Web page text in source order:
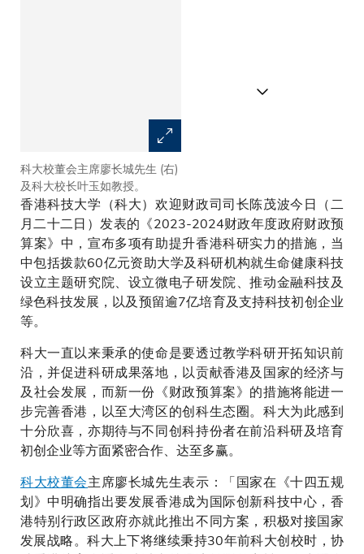
科大校董会主席廖长城先生 (右)
及科大校长叶玉如教授。
香港科技大学（科大）欢迎财政司司长陈茂波今日（二
月二十二日）发表的《2023-2024财政年度政府财政预
算案》中，宣布多项有助提升香港科研实力的措施，当
中包括拨款60亿元资助大学及科研机构就生命健康科技
设立主题研究院、设立微电子研发院、推动金融科技及
绿色科技发展，以及预留逾7亿培育及支持科技初创企业
等。
科大一直以来秉承的使命是要透过教学科研开拓知识前
沿，并促进科研成果落地，以贡献香港及国家的经济与
及社会发展，而新一份《财政预算案》的措施将能进一
步完善香港，以至大湾区的创科生态圈。科大为此感到
十分欣喜，亦期待与不同创科持份者在前沿科研及培育
初创企业等方面紧密合作、达至多赢。
科大校董会主席廖长城先生表示：「国家在《十四五规
划》中明确指出要发展香港成为国际创新科技中心，香
港特别行政区政府亦就此推出不同方案，积极对接国家
发展战略。科大上下将继续秉持30年前科大创校时，协